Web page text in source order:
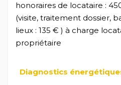
honoraires de locataire :
(visite, traitement dossier,
lieux : 135 € ) à charge
propriétaire
Diagnostics